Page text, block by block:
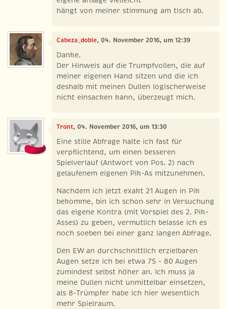
hängt von meiner stimmung am tisch ab.
Cabeza_doble, 04. November 2016, um 12:39
Danke.
Der Hinweis auf die Trumpfvollen, die auf
meiner eigenen Hand sitzen und die ich
deshalb mit meinen Dullen logischerweise
nicht einsacken kann, überzeugt mich.
Tront, 04. November 2016, um 13:30
Eine stille Abfrage halte ich fast für
verpflichtend, um einen besseren
Spielverlauf (Antwort von Pos. 2) nach
gelaufenem eigenen Pik-As mitzunehmen.
Nachdem ich jetzt exakt 21 Augen in Pik
bekomme, bin ich schon sehr in Versuchung
das eigene Kontra (mit Vorspiel des 2. Pik-
Asses) zu geben, vermutlich belasse ich es
noch soeben bei einer ganz langen Abfrage.
Den EW an durchschnittlich erzielbaren
Augen setze ich bei etwa 75 - 80 Augen
zumindest selbst höher an. Ich muss ja
meine Dullen nicht unmittelbar einsetzen,
als 8-Trümpfer habe ich hier wesentlich
mehr Spielraum.